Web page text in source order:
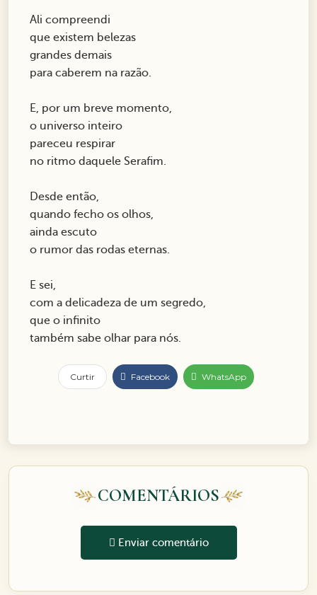
Ali compreendi
que existem belezas
grandes demais
para caberem na razão.
E, por um breve momento,
o universo inteiro
pareceu respirar
no ritmo daquele Serafim.
Desde então,
quando fecho os olhos,
ainda escuto
o rumor das rodas eternas.
E sei,
com a delicadeza de um segredo,
que o infinito
também sabe olhar para nós.
Curtir Facebook WhatsApp
COMENTÁRIOS
Enviar comentário